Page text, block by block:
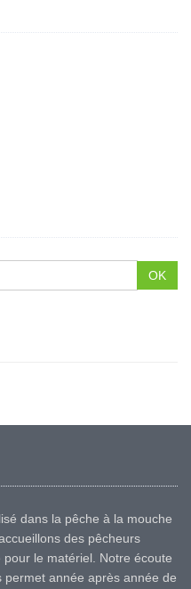
OK
dans la pêche à la mouche
des pêcheurs
le matériel. Notre écoute
année après année de